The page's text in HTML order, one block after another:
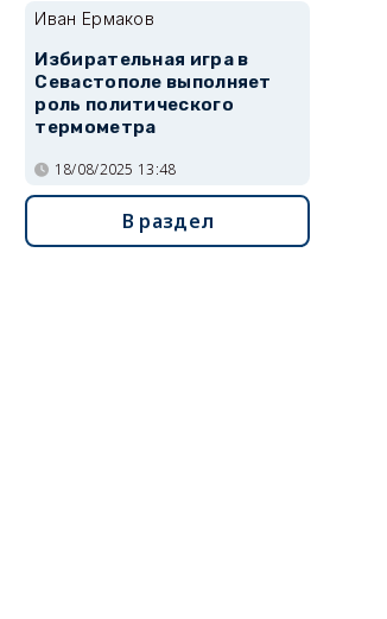
Иван Ермаков
Избирательная игра в
Севастополе выполняет
роль политического
термометра
18/08/2025 13:48
В раздел